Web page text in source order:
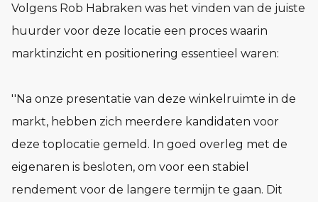
Volgens Rob Habraken was het vinden van de juiste
huurder voor deze locatie een proces waarin
marktinzicht en positionering essentieel waren:
''Na onze presentatie van deze winkelruimte in de
markt, hebben zich meerdere kandidaten voor
deze toplocatie gemeld. In goed overleg met de
eigenaren is besloten, om voor een stabiel
rendement voor de langere termijn te gaan. Dit